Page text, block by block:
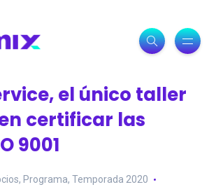
el único taller
certificar las
9001
, Programa, Temporada 2020